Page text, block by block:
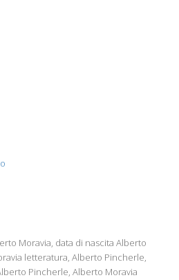
Moravia, data di nascita Alberto
letteratura, Alberto Pincherle,
Pincherle, Alberto Moravia